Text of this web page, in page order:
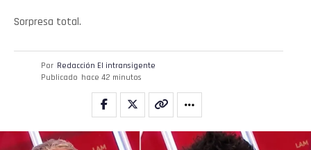
Sorpresa total.
Por Redacción El intransigente
Publicado hace 42 minutos